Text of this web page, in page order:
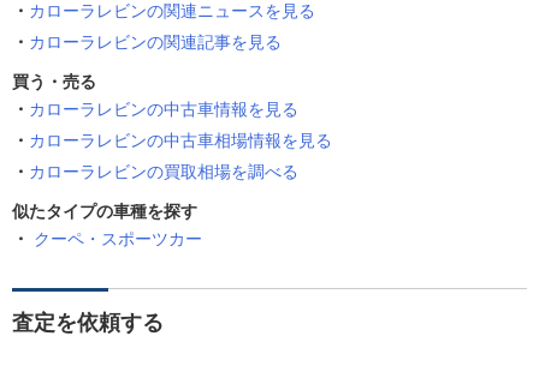
カローラレビンの関連ニュースを見る
カローラレビンの関連記事を見る
買う・売る
カローラレビンの中古車情報を見る
カローラレビンの中古車相場情報を見る
カローラレビンの買取相場を調べる
似たタイプの車種を探す
クーペ・スポーツカー
査定を依頼する